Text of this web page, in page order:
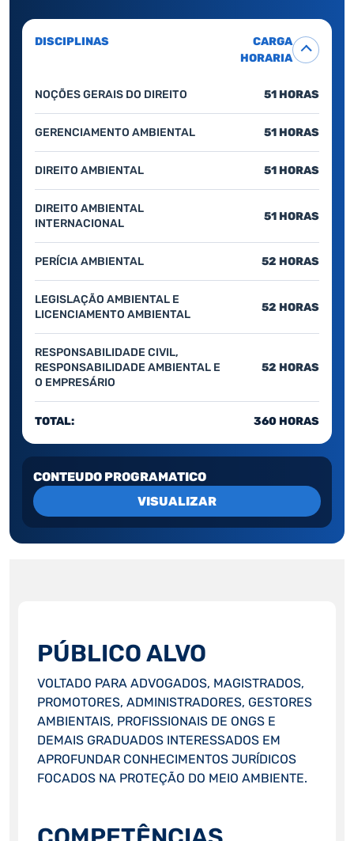
DISCIPLINAS
CARGA
HORARIA
NOÇÕES GERAIS DO DIREITO 51 HORAS
GERENCIAMENTO AMBIENTAL 51 HORAS
DIREITO AMBIENTAL 51 HORAS
DIREITO AMBIENTAL
INTERNACIONAL
51 HORAS
PERÍCIA AMBIENTAL 52 HORAS
LEGISLAÇÃO AMBIENTAL E
LICENCIAMENTO AMBIENTAL
52 HORAS
RESPONSABILIDADE CIVIL,
RESPONSABILIDADE AMBIENTAL E
O EMPRESÁRIO
52 HORAS
TOTAL: 360 HORAS
CONTEUDO PROGRAMATICO
VISUALIZAR
PÚBLICO ALVO
VOLTADO PARA ADVOGADOS, MAGISTRADOS,
PROMOTORES, ADMINISTRADORES, GESTORES
AMBIENTAIS, PROFISSIONAIS DE ONGS E
DEMAIS GRADUADOS INTERESSADOS EM
APROFUNDAR CONHECIMENTOS JURÍDICOS
FOCADOS NA PROTEÇÃO DO MEIO AMBIENTE.